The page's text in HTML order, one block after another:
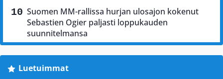
Suomen MM-rallissa hurjan ulosajon kokenut
Sebastien Ogier paljasti loppukauden
suunnitelmansa
Luetuimmat